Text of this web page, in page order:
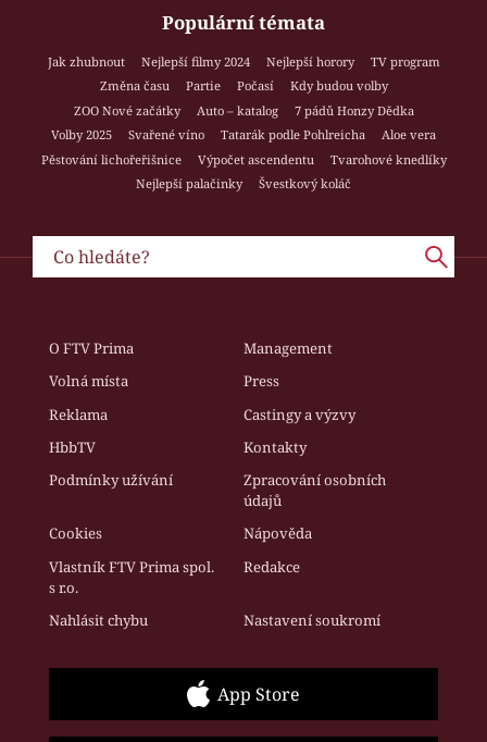
Populární témata
Jak zhubnout Nejlepší filmy 2024 Nejlepší horory
TV program
Změna času
Partie Počasí
Kdy budou volby
ZOO Nové začátky
Auto – katalog
7 pádů Honzy Dědka
Volby 2025
Svařené víno Tatarák podle Pohlreicha
Aloe vera
Pěstování lichořeřišnice
Výpočet ascendentu
Tvarohové knedlíky
Nejlepší palačinky
Švestkový koláč
O FTV Prima
Management
Volná místa
Press
Reklama
Castingy a výzvy
HbbTV
Kontakty
Podmínky užívání
Zpracování osobních
údajů
Cookies
Nápověda
Vlastník FTV Prima spol.
s r.o.
Redakce
Nahlásit chybu Nastavení soukromí
App Store